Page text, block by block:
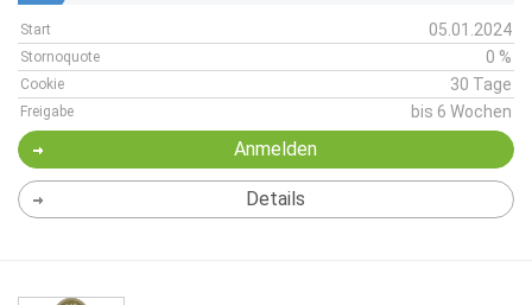
Start 05.01.2024
Stornoquote 0 %
Cookie 30 Tage
Freigabe bis 6 Wochen
Anmelden
Details